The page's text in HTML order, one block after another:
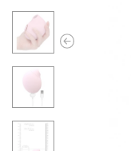
Previous